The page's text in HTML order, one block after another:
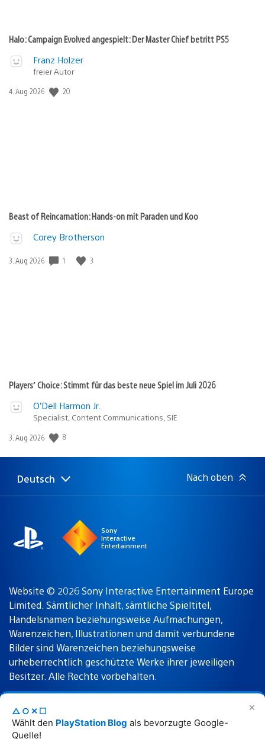
✕
△○✕☐
Wählt den PlayStation Blog als bevorzugte Google-
Quelle!
Halo: Campaign Evolved angespielt: Der Master Chief betritt PS5
Franz Holzer
freier Autor
Veröffentlichungsdatum:
4. Aug 2026 20
Beast of Reincarnation: Hands-on mit Paraden und Koo
Corey Brotherson
Veröffentlichungsdatum:
3. Aug 2026 1 3
Players’ Choice: Stimmt für das beste neue Spiel im Juli 2026
O’Dell Harmon Jr.
Specialist, Content Communications, SIE
Veröffentlichungsdatum:
3. Aug 2026 8
Select
Aktuelle
Deutsch Nach oben
Sony
Interactive
Entertainment
Website © 2026 Sony Interactive Entertainment Europe
Limited. Sämtlicher Inhalt, sämtliche Spieltitel,
Handelsnamen beziehungsweise Aufmachungen,
Warenzeichen, Illustrationen und damit verbundene
Bilder sind Warenzeichen beziehungsweise
urheberrechtlich geschützte Werke ihrer jeweiligen
Besitzer. Alle Rechte vorbehalten.
Nutzungsbedingungen Datenschutzrichtlinie